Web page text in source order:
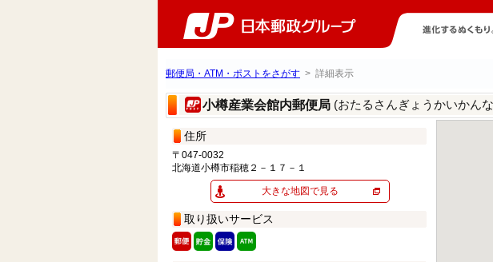
郵便局・ATM・ポストをさがす > 詳細表示
小樽産業会館内郵便局 (おたるさんぎょうかいかん
住所
〒047-0032
北海道小樽市稲穂２－１７－１
大きな地図で見る
取り扱いサービス